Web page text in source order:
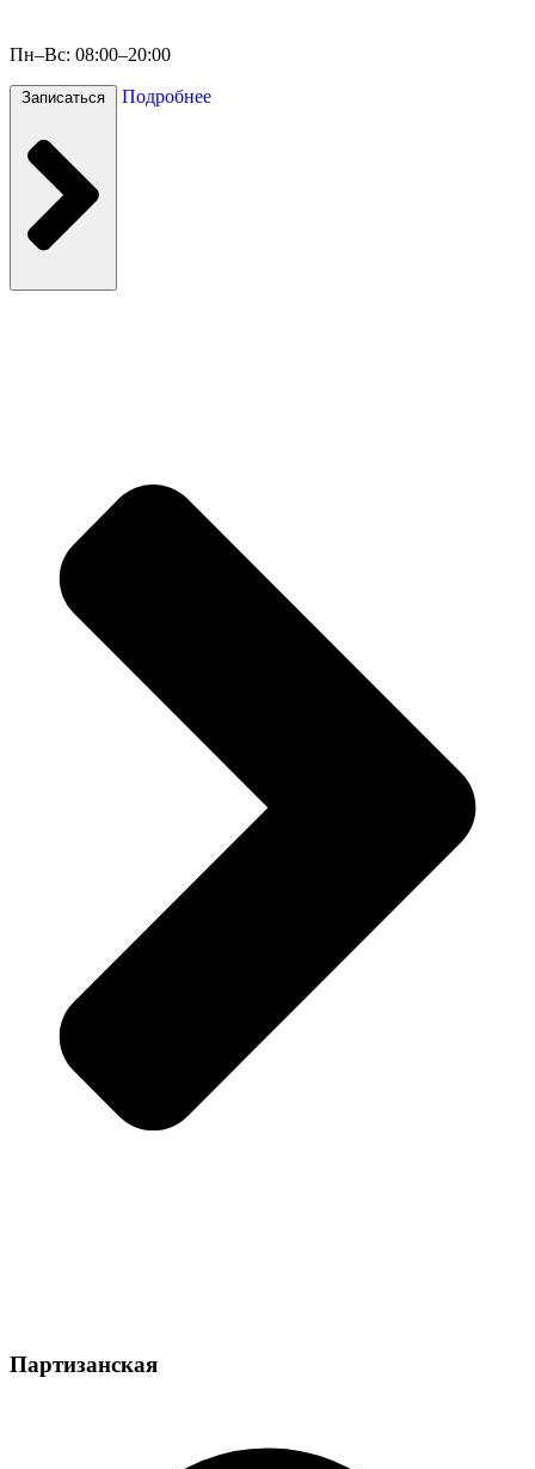
Пн–Вс: 08:00–20:00
Записаться Подробнее
Партизанская